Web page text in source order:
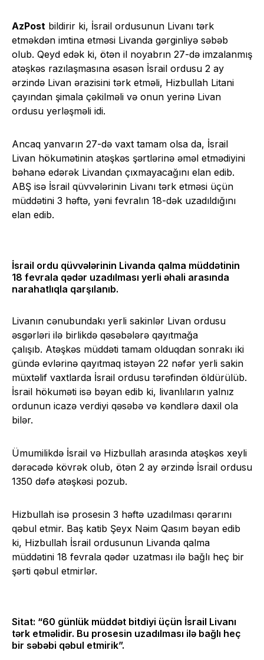
AzPost bildirir ki, İsrail ordusunun Livanı tərk
etməkdən imtina etməsi Livanda gərginliyə səbəb
olub. Qeyd edək ki, ötən il noyabrın 27-də imzalanmış
atəşkəs razılaşmasına əsasən İsrail ordusu 2 ay
ərzində Livan ərazisini tərk etməli, Hizbullah Litani
çayından şimala çəkilməli və onun yerinə Livan
ordusu yerləşməli idi.
Ancaq yanvarın 27-də vaxt tamam olsa da, İsrail
Livan hökumətinin atəşkəs şərtlərinə əməl etmədiyini
bəhanə edərək Livandan çıxmayacağını elan edib.
ABŞ isə İsrail qüvvələrinin Livanı tərk etməsi üçün
müddətini 3 həftə, yəni fevralın 18-dək uzadıldığını
elan edib.
İsrail ordu qüvvələrinin Livanda qalma müddətinin
18 fevrala qədər uzadılması yerli əhali arasında
narahatlıqla qarşılanıb.
Livanın cənubundakı yerli sakinlər Livan ordusu
əsgərləri ilə birlikdə qəsəbələrə qayıtmağa
çalışıb. Atəşkəs müddəti tamam olduqdan sonrakı iki
gündə evlərinə qayıtmaq istəyən 22 nəfər yerli sakin
müxtəlif vaxtlarda İsrail ordusu tərəfindən öldürülüb.
İsrail hökuməti isə bəyan edib ki, livanlıların yalnız
ordunun icazə verdiyi qəsəbə və kəndlərə daxil ola
bilər.
Ümumilikdə İsrail və Hizbullah arasında atəşkəs xeyli
dərəcədə kövrək olub, ötən 2 ay ərzində İsrail ordusu
1350 dəfə atəşkəsi pozub.
Hizbullah isə prosesin 3 həftə uzadılması qərarını
qəbul etmir. Baş katib Şeyx Nəim Qasım bəyan edib
ki, Hizbullah İsrail ordusunun Livanda qalma
müddətini 18 fevrala qədər uzatması ilə bağlı heç bir
şərti qəbul etmirlər.
Sitat: “60 günlük müddət bitdiyi üçün İsrail Livanı
tərk etməlidir. Bu prosesin uzadılması ilə bağlı heç
bir səbəbi qəbul etmirik”.